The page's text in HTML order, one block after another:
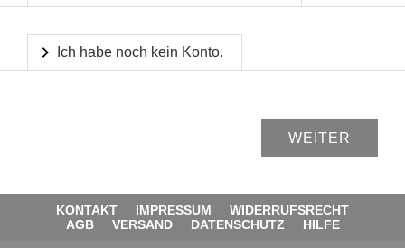
Ich habe noch kein Konto.
KONTAKT IMPRESSUM
WIDERRUFSRECHT
AGB
VERSAND DATENSCHUTZ HILFE